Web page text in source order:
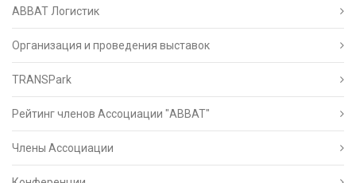
ABBAT Логистик
Организация и проведения выставок
TRANSPark
Рейтинг членов Ассоциации "АВВАТ"
Члены Ассоциации